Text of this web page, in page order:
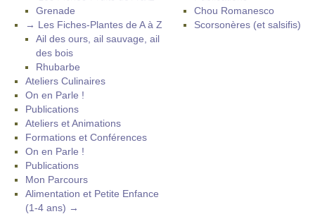
Grenade
→ Les Fiches-Plantes de A à Z
Ail des ours, ail sauvage, ail
des bois
Rhubarbe
Ateliers Culinaires
On en Parle !
Publications
Ateliers et Animations
Formations et Conférences
On en Parle !
Publications
Mon Parcours
Alimentation et Petite Enfance
(1-4 ans) →
Chou Romanesco
Scorsonères (et salsifis)